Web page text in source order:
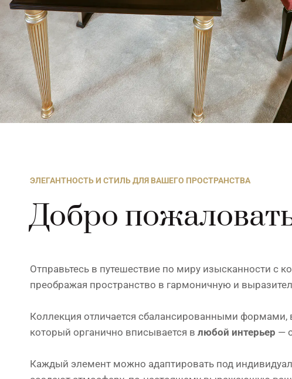
ЭЛЕГАНТНОСТЬ И СТИЛЬ ДЛЯ ВАШЕГО ПРОСТРАНСТВА
Добро
Отправьтесь в путешествие по миру изысканности с
преображая пространство в гармоничную и
Коллекция отличается сбалансированными
который органично вписывается в любой интерьер —
Каждый элемент можно адаптировать под